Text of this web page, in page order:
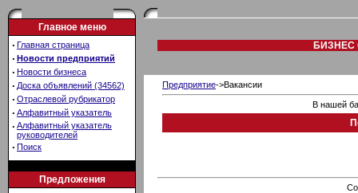
Главное меню
· Главная страница
· Новости предприятий
· Новости бизнеса
· Доска объявлений (34562)
· Отраслевой рубрикатор
· Алфавитный указатель
· Алфавитный указатель
руководителей
· Поиск
Предложения
БИЗНЕС
Предприятие->Вакансии
В нашей